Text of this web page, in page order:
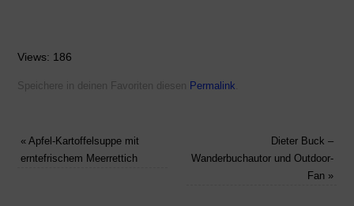
Views: 186
Speichere in deinen Favoriten diesen Permalink
«Apfel-Kartoffelsuppe mit
erntefrischem Meerrettich
Dieter Buck –
Wanderbuchautor und Outdoor-
Fan »